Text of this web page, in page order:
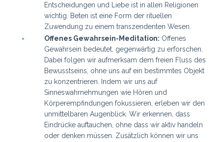
Entscheidungen und Liebe ist in allen Religionen
wichtig. Beten ist eine Form der rituellen
Zuwendung zu einem transzendenten Wesen.
Offenes Gewahrsein-Meditation: Offenes
Gewahrsein bedeutet, gegenwärtig zu erforschen.
Dabei folgen wir aufmerksam dem freien Fluss des
Bewusstseins, ohne uns auf ein bestimmtes Objekt
zu konzentrieren. Indem wir uns auf
Sinneswahrnehmungen wie Hören und
Körperempfindungen fokussieren, erleben wir den
unmittelbaren Augenblick. Wir erkennen, dass
Eindrücke auftauchen, ohne dass wir aktiv handeln
oder denken müssen. Zusätzlich können wir uns